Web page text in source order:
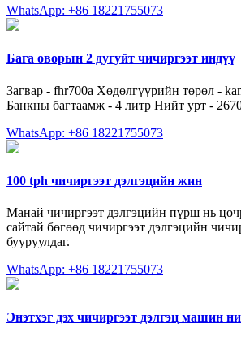
WhatsApp: +86 18221755073
Бага оворын 2 дугуйт чичиргээт индүү
Загвар - fhr700a Хөдөлгүүрийн төрөл -
Банкны багтаамж - 4 литр Нийт урт -
WhatsApp: +86 18221755073
100 tph чичиргээт дэлгэцийн жин
Манай чичиргээт дэлгэцийн пүрш нь
сайтай бөгөөд чичиргээт дэлгэцийн
бууруулдаг.
WhatsApp: +86 18221755073
Энэтхэг дэх чичиргээт дэлгэц машин